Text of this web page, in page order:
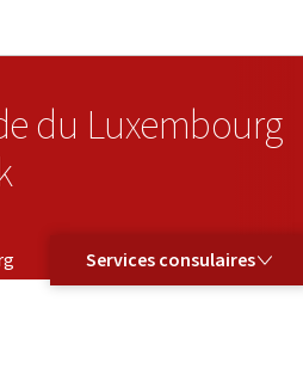
du Luxembourg
Services consulaires